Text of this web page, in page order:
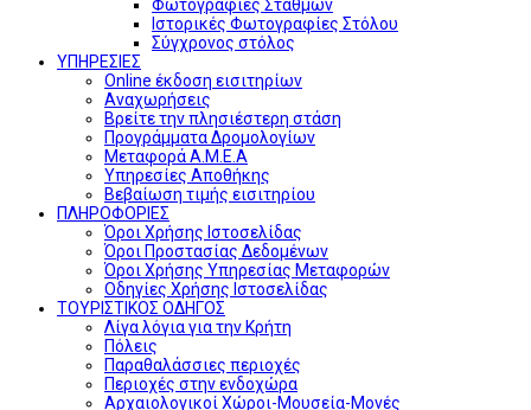
Φωτογραφίες Σταθμών
Ιστορικές Φωτογραφίες Στόλου
Σύγχρονος στόλος
ΥΠΗΡΕΣΙΕΣ
Online έκδοση εισιτηρίων
Αναχωρήσεις
Βρείτε την πλησιέστερη στάση
Προγράμματα Δρομολογίων
Μεταφορά Α.Μ.Ε.Α
Υπηρεσίες Αποθήκης
Βεβαίωση τιμής εισιτηρίου
ΠΛΗΡΟΦΟΡΙΕΣ
Όροι Χρήσης Ιστοσελίδας
Όροι Προστασίας Δεδομένων
Όροι Χρήσης Υπηρεσίας Μεταφορών
Οδηγίες Χρήσης Ιστοσελίδας
ΤΟΥΡΙΣΤΙΚΟΣ ΟΔΗΓΟΣ
Λίγα λόγια για την Κρήτη
Πόλεις
Παραθαλάσσιες περιοχές
Περιοχές στην ενδοχώρα
Αρχαιολογικοί Χώροι-Μουσεία-Μονές